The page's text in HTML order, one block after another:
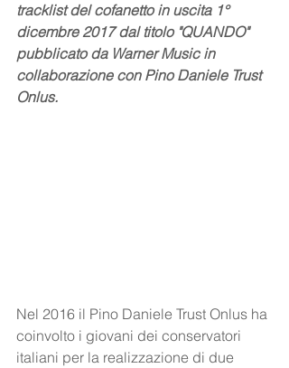
tracklist del cofanetto in uscita 1°
dicembre 2017 dal titolo "QUANDO"
pubblicato da Warner Music in
collaborazione con Pino Daniele Trust
Onlus.
Nel 2016 il Pino Daniele Trust Onlus ha
coinvolto i giovani dei conservatori
italiani per la realizzazione di due